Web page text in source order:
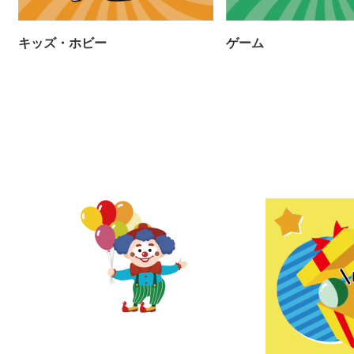
キッズ・ホビー ゲーム